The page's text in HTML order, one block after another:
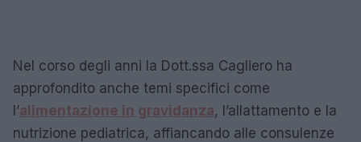
Nel corso degli anni la Dott.ssa Cagliero ha
approfondito anche temi specifici come
l’alimentazione in gravidanza, l’allattamento e la
nutrizione pediatrica, affiancando alle consulenze